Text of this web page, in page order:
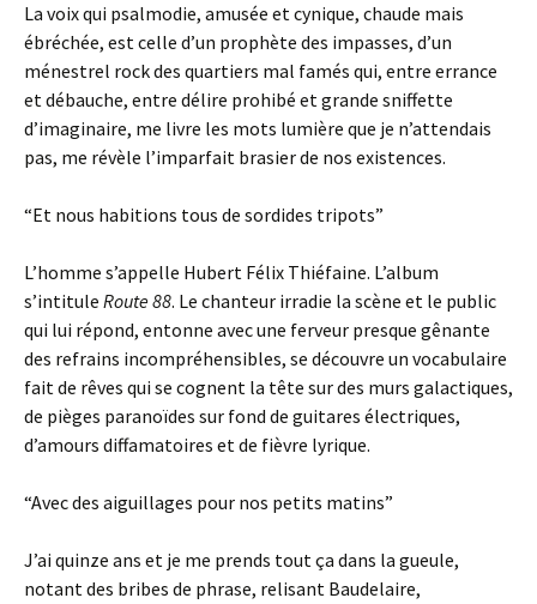
La voix qui psalmodie, amusée et cynique, chaude mais
ébréchée, est celle d’un prophète des impasses, d’un
ménestrel rock des quartiers mal famés qui, entre errance
et débauche, entre délire prohibé et grande sniffette
d’imaginaire, me livre les mots lumière que je n’attendais
pas, me révèle l’imparfait brasier de nos existences.
“Et nous habitions tous de sordides tripots”
L’homme s’appelle Hubert Félix Thiéfaine. L’album
s’intitule Route 88. Le chanteur irradie la scène et le public
qui lui répond, entonne avec une ferveur presque gênante
des refrains incompréhensibles, se découvre un vocabulaire
fait de rêves qui se cognent la tête sur des murs galactiques,
de pièges paranoïdes sur fond de guitares électriques,
d’amours diffamatoires et de fièvre lyrique.
“Avec des aiguillages pour nos petits matins”
J’ai quinze ans et je me prends tout ça dans la gueule,
notant des bribes de phrase, relisant Baudelaire,